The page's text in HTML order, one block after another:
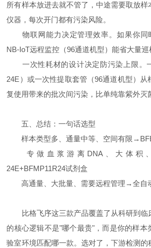
所有样本放进去就不管了，中途需要取放
仪器，每次开门都有污染风险。
物联网能力决定管理效率。如果你同
NB-IoT远程监控（96通道机型）能省大量巡
一次性耗材的设计决定防污染上限。
24E）或一次性提取套管（96通道机型）从
复使用带来的批次间污染，比单纯靠紫外灭
五、总结：一句话选型
样本类型多、通量中等、空间有限
专做血浆游离DNA、大体积、
24E+BFMP11R24试剂盒
高通量、大批量、需要远程管理→全自动
比格飞序这三款产品覆盖了从科研到临
的核心逻辑不是"哪个最贵"，而是你的样本
验室环境匹配哪一款。选对了，下游检测的